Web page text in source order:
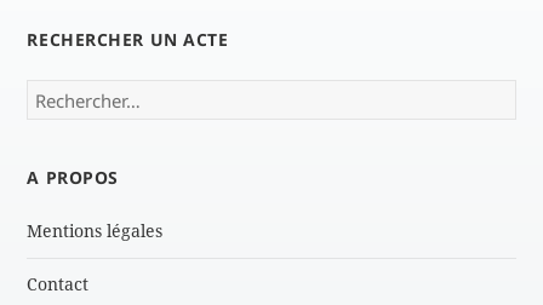
RECHERCHER UN ACTE
Rechercher :
A PROPOS
Mentions légales
Contact